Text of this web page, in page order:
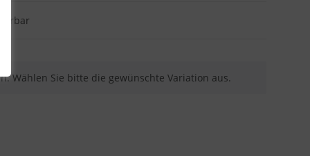
Wählen Sie bitte die gewünschte Variation aus.